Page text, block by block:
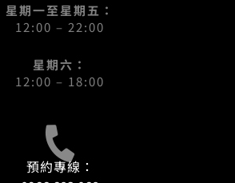
星期一至星期五：
12:00 – 22:00
星期六：
12:00 – 18:00
預約專線：